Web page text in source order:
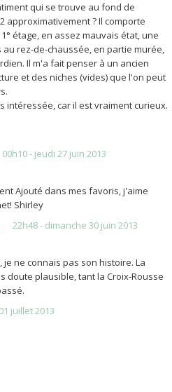
qui se trouve au fond de
approximativement ? Il comporte
étage, en assez mauvais état, une
rez-de-chaussée, en partie murée,
Il m'a fait penser à un ancien
et des niches (vides) que l'on peut
intéressée, car il est vraiment curieux.
00h10- jeudi 27 juin 2013
Ajouté dans mes favoris, j'aime
Shirley
22h48- dimanche 30 juin 2013
je ne connais pas son histoire. La
doute plausible, tant la Croix-Rousse
juillet 2013